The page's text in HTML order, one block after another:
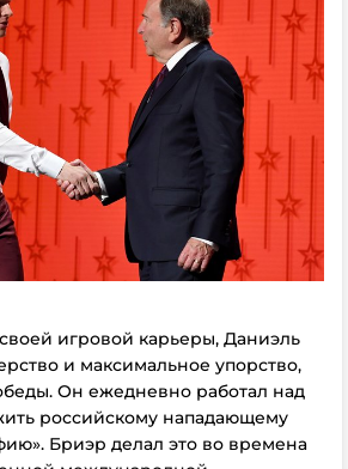
игровой карьеры, Даниэль
и максимальное упорство,
Он ежедневно работал над
российскому нападающему
Бриэр делал это во времена